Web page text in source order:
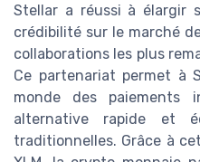
Stellar a réussi à élargir
crédibilité sur le marché
collaborations les plus
Ce partenariat permet à
monde des paiements
alternative rapide et
traditionnelles. Grâce à